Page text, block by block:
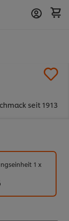
1 x